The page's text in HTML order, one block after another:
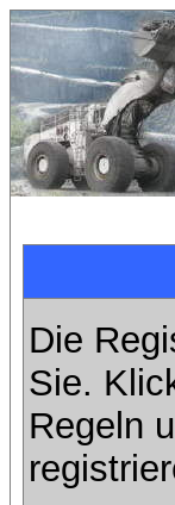
Die
Sie.
Regeln